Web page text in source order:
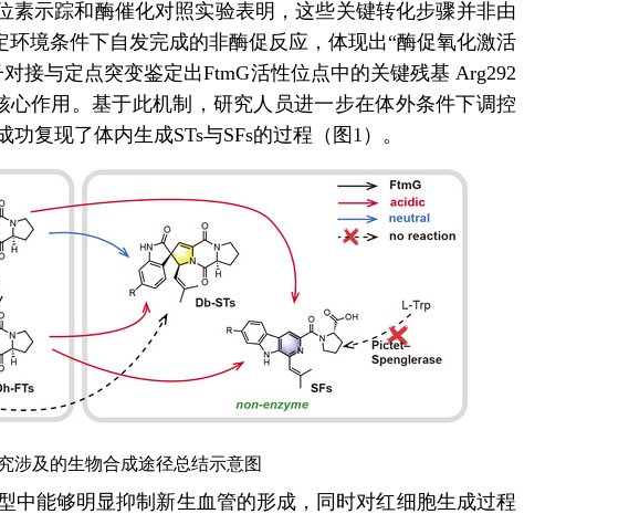
素示踪和酶催化对照实验表明，这些关键转化步骤并非由
境条件下自发完成的非酶促反应，体现出“酶促氧化激活
接与定点突变鉴定出FtmG活性位点中的关键残基 Arg292
作用。基于此机制，研究人员进一步在体外条件下调控
复现了体内生成STs与SFs的过程（图1）。
涉及的生物合成途径总结示意图
中能够明显抑制新生血管的形成，同时对红细胞生成过程